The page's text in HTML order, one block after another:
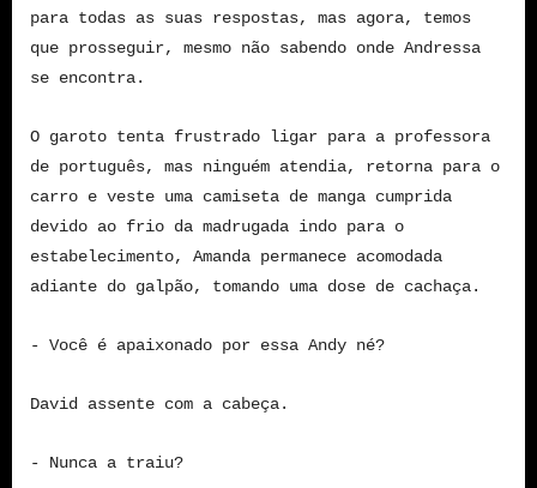
para todas as suas respostas, mas agora, temos
que prosseguir, mesmo não sabendo onde Andressa
se encontra.
O garoto tenta frustrado ligar para a professora
de português, mas ninguém atendia, retorna para o
carro e veste uma camiseta de manga cumprida
devido ao frio da madrugada indo para o
estabelecimento, Amanda permanece acomodada
adiante do galpão, tomando uma dose de cachaça.
- Você é apaixonado por essa Andy né?
David assente com a cabeça.
- Nunca a traiu?